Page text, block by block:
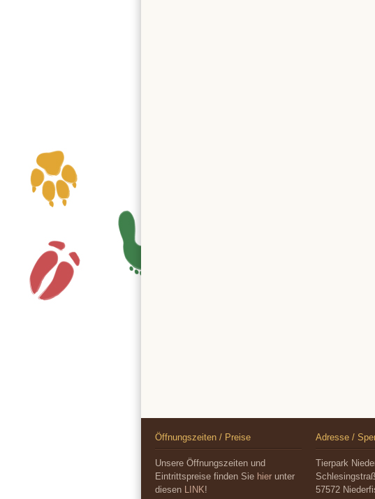
Öffnungszeiten / Preise
Unsere Öffnungszeiten und
Eintrittspreise finden Sie hier unter
diesen LINK!
Adresse /
Tierpark
57572